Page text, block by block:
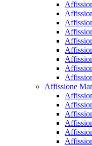
Affissione